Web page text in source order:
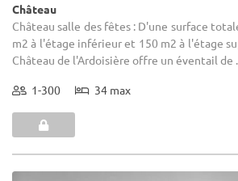
Château
Château salle des fêtes : D'une surface
m2 à l'étage inférieur et 150 m2 à l'étage
Château de l'Ardoisière offre un éventail de
1-300 34 max